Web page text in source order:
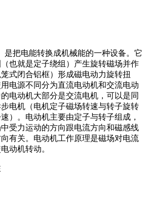
是把电能转换成机械能的一种设备。它
也就是定子绕组）产生旋转磁场并作
式闭合铝框）形成磁电动力旋转扭
电源不同分为直流电动机和交流电动
电动机大部分是交流电机，可以是同
电机（电机定子磁场转速与转子旋转
）。电动机主要由定子与转子组成，
受力运动的方向跟电流方向和磁感线
向有关。电动机工作原理是磁场对电流
动机转动。